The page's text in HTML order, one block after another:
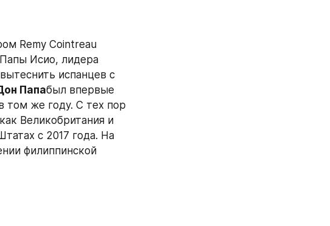
Rеmy Cointreau
Исио, лидера
испанцев с
Папабыл впервые
том же году. С тех пор
Великобритания и
с 2017 года. На
филиппинской